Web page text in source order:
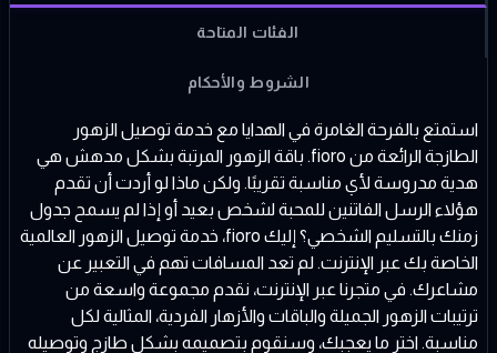
الفئات المتاحة
الشروط والأحكام
استمتع بالفرحة الغامرة في الهدايا مع خدمة توصيل الزهور
الطازجة الرائعة من fioro. باقة الزهور المرتبة بشكل مدهش هي
هدية مدروسة لأي مناسبة تقريبًا. ولكن ماذا لو أردت أن تقدم
هؤلاء الرسل الفاتنين للمحبة لشخص بعيد أو إذا لم يسمح جدول
زمنك بالتسليم الشخصي؟ إليك fioro، خدمة توصيل الزهور العالمية
الخاصة بك عبر الإنترنت. لم تعد المسافات تهم في التعبير عن
مشاعرك. في متجرنا عبر الإنترنت، نقدم مجموعة واسعة من
ترتيبات الزهور الجميلة والباقات والأزهار الفردية، المثالية لكل
مناسبة. اختر ما يعجبك، وسنقوم بتصميمه بشكل طازج وتوصيله